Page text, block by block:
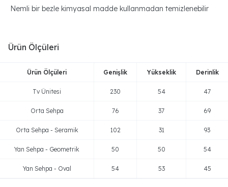
Nemli bir bezle kimyasal madde kullanmadan temizlenebilir
Ürün Ölçüleri
Ürün Ölçüleri Genişlik Yükseklik Derinlik
Tv Ünitesi 230 54 47
Orta Sehpa 76 37 69
Orta Sehpa - Seramik 102 31 93
Yan Sehpa - Geometrik 50 50 54
Yan Sehpa - Oval 54 53 45